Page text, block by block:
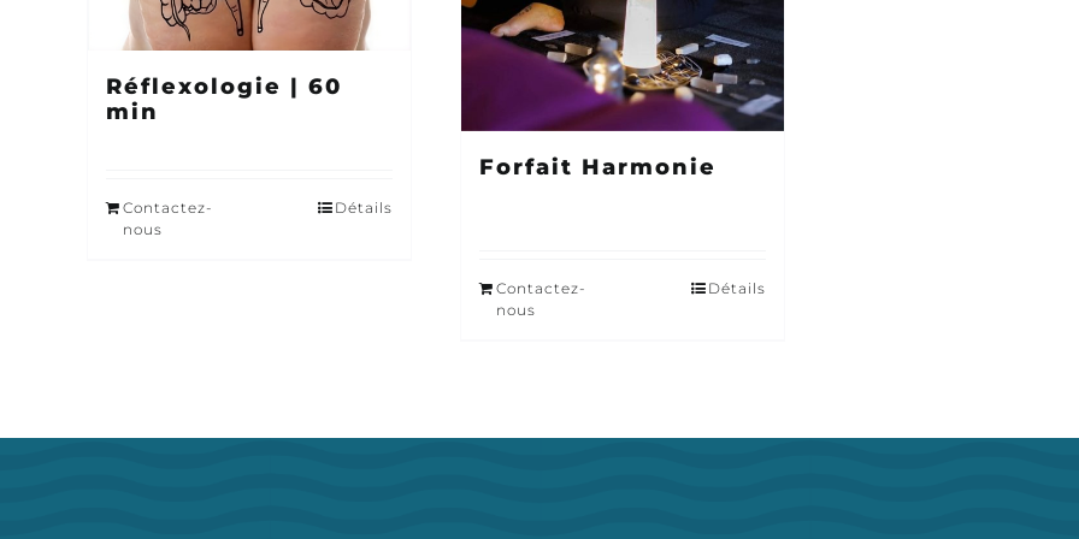
Réflexologie | 60
min
Contactez-
nous
Détails
Forfait Harmonie
Contactez-
nous
Détails